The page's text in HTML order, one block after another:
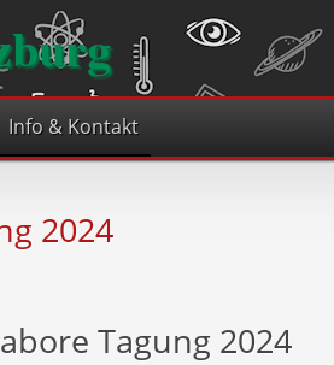
Info & Kontakt
2024
Tagung 2024